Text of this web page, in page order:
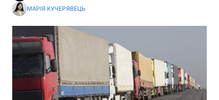
МАРІЯ КУЧЕРЯВЕЦЬ